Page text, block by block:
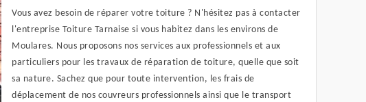
Vous avez besoin de réparer votre toiture ? N'hésitez pas à contacter
l'entreprise Toiture Tarnaise si vous habitez dans les environs de
Moulares. Nous proposons nos services aux professionnels et aux
particuliers pour les travaux de réparation de toiture, quelle que soit
sa nature. Sachez que pour toute intervention, les frais de
déplacement de nos couvreurs professionnels ainsi que le transport